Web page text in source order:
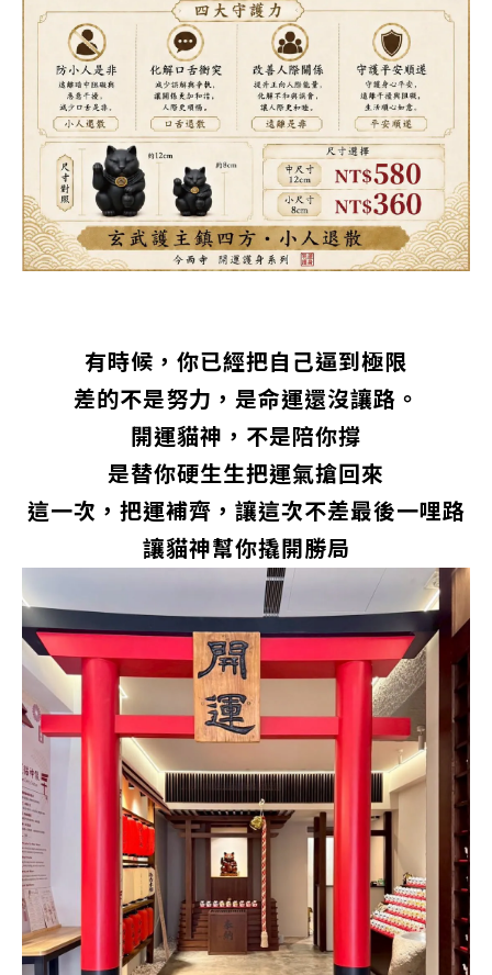
有時候，你已經把自己逼到極限
差的不是努力，是命運還沒讓路。
開運貓神，不是陪你撐
是替你硬生生把運氣搶回來
這一次，把運補齊，讓這次不差最後一哩路
讓貓神幫你撬開勝局